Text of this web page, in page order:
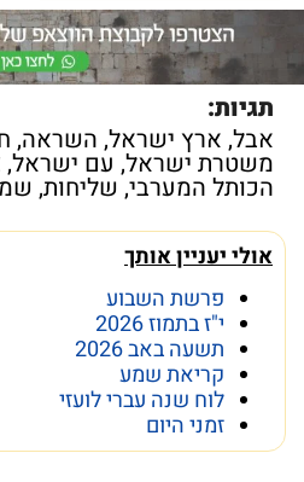
תגיות:
אבל, ארץ ישראל, השראה,
משטרת ישראל, עם ישראל,
הכותל המערבי, שליחות,
אולי יעניין אותך
פרשת השבוע
י"ז בתמוז 2026
תשעה באב 2026
קריאת שמע
לוח שנה עברי לועזי
זמני היום